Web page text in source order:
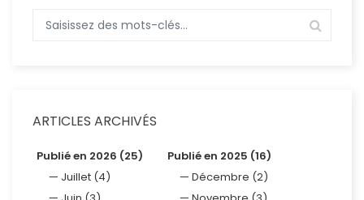
ARTICLES ARCHIVÉS
Publié en 2026 (25)
Juillet (4)
Publié en 2025 (16)
Décembre (2)